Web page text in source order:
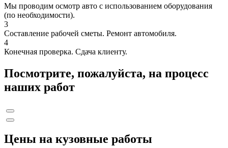
Мы проводим осмотр авто с использованием оборудования
(по необходимости).
3
Составление рабочей сметы. Ремонт автомобиля.
4
Конечная проверка. Сдача клиенту.
Посмотрите, пожалуйста, на процесс
наших работ
Цены на кузовные работы